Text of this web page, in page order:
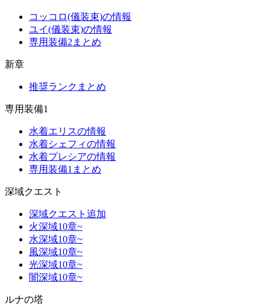
コッコロ(儀装束)の情報
ユイ(儀装束)の情報
専用装備2まとめ
新章
推奨ランクまとめ
専用装備1
水着エリスの情報
水着シェフィの情報
水着プレシアの情報
専用装備1まとめ
深域クエスト
深域クエスト追加
火深域10章~
水深域10章~
風深域10章~
光深域10章~
闇深域10章~
ルナの塔